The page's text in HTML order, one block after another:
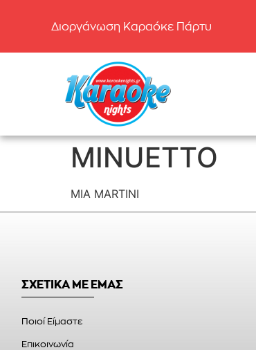
Διοργάνωση Καραόκε Πάρτυ
MINUETTO
MIA MARTINI
ΣΧΕΤΙΚΑ ΜΕ ΕΜΑΣ
Ποιοί Είμαστε
Επικοινωνία